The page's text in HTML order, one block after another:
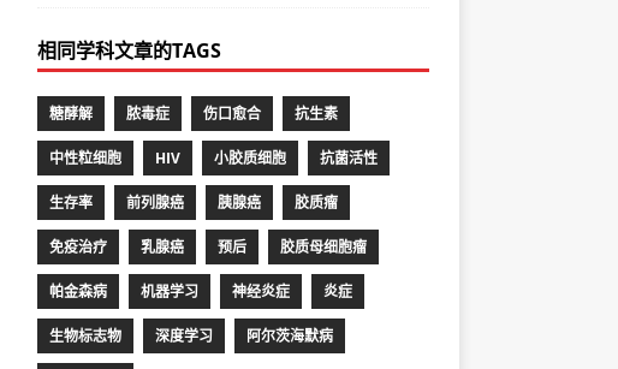
相同学科文章的TAGS
糖酵解 脓毒症 伤口愈合 抗生素
中性粒细胞 HIV 小胶质细胞 抗菌活性
生存率 前列腺癌 胰腺癌 胶质瘤
免疫治疗 乳腺癌 预后 胶质母细胞瘤
帕金森病 机器学习 神经炎症 炎症
生物标志物 深度学习 阿尔茨海默病